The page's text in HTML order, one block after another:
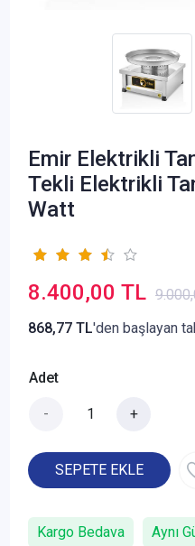
Emir Elektrikli
Tekli Elektrikli
Watt
8.400,00 TL
868,77 TL'den başlayan
Adet
- +
SEPETE EKLE
Kargo Bedava Aynı